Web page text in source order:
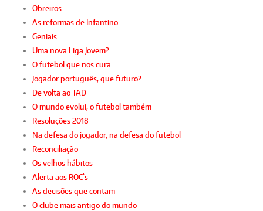
Obreiros
As reformas de Infantino
Geniais
Uma nova Liga Jovem?
O futebol que nos cura
Jogador português, que futuro?
De volta ao TAD
O mundo evolui, o futebol também
Resoluções 2018
Na defesa do jogador, na defesa do futebol
Reconciliação
Os velhos hábitos
Alerta aos ROC`s
As decisões que contam
O clube mais antigo do mundo